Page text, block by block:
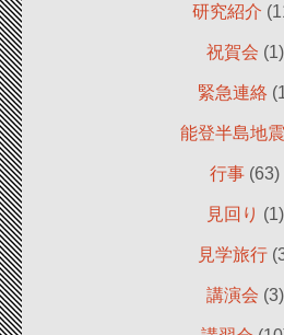
研究紹介
祝賀会 (1)
緊急連絡
能登半島地震
行事 (63)
見回り (1)
見学旅行
講演会 (3)